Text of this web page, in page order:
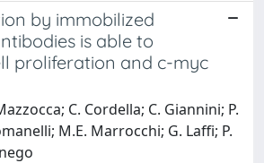
by immobilized
is able to
proliferation and c-myc
C. Cordella; C. Giannini; P.
M.E. Marrocchi; G. Laffi; P.